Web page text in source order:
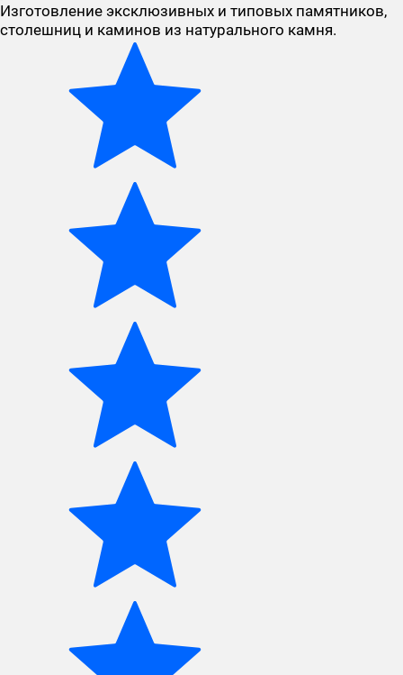
Изготовление эксклюзивных и типовых памятников,
столешниц и каминов из натурального камня.